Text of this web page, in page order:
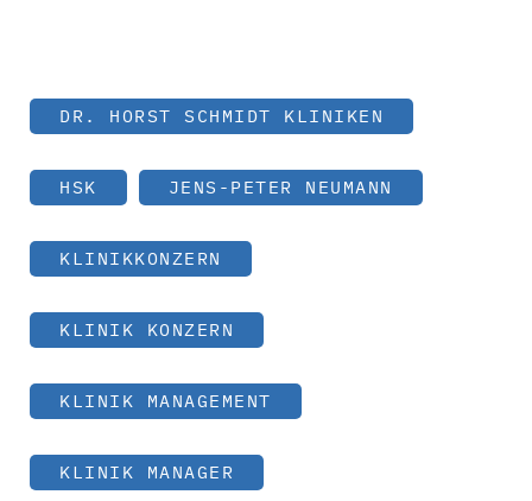
DR. HORST SCHMIDT KLINIKEN
HSK JENS-PETER NEUMANN
KLINIKKONZERN
KLINIK KONZERN
KLINIK MANAGEMENT
KLINIK MANAGER